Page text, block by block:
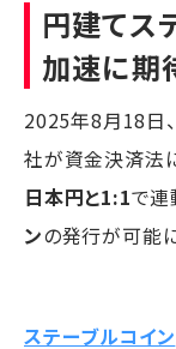
円建てス
加速に期
2025年8月18日
社が資金決済法
日本円と1:1で連
ンの発行が可能
ステーブルコイン